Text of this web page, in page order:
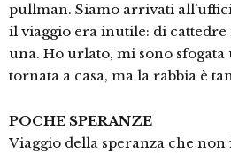
pullman. Siamo arrivati
il viaggio era inutile: di cattedre
una. Ho urlato, mi sono sfogata
tornata a casa, ma la rabbia è
POCHE SPERANZE
Viaggio della speranza che non